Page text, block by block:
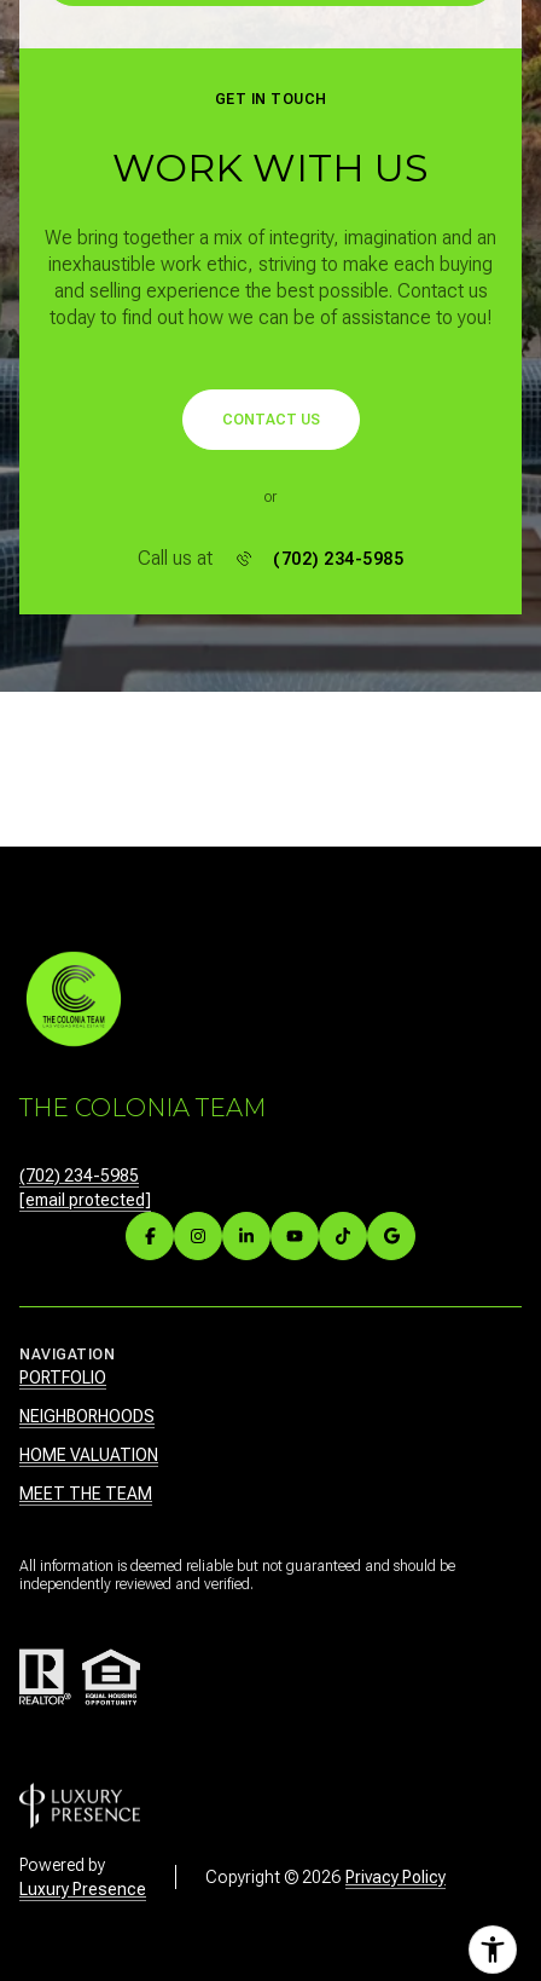
GET IN TOUCH
WORK WITH US
We bring together a mix of integrity, imagination and an
inexhaustible work ethic, striving to make each buying
and selling experience the best possible. Contact us
today to find out how we can be of assistance to you!
CONTACT US
or
Call us at (702) 234-5985
THE COLONIA TEAM
(702) 234-5985
[email protected]
NAVIGATION
PORTFOLIO
NEIGHBORHOODS
HOME VALUATION
MEET THE TEAM
All information is deemed reliable but not guaranteed and should be
independently reviewed and verified.
Powered by
Luxury Presence
Copyright © 2026 Privacy Policy